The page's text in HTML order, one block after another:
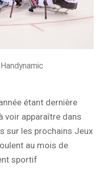
étant dernière
voir apparaître dans
sur les prochains Jeux
au mois de
sportif